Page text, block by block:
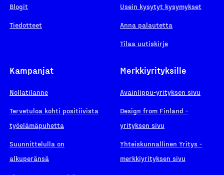
Blogit
Tiedotteet
Usein kysytyt kysymykset
Anna palautetta
Tilaa uutiskirje
Kampanjat
Nollatilanne
Tervetuloa kohti positiivista
työelämäpuhetta
Suunnittelulla on
alkuperänsä
Merkkiyrityksille
Avainlippu-yrityksen sivu
Design from Finland -
yrityksen sivu
Yhteiskunnallinen Yritys -
merkkiyrityksen sivu